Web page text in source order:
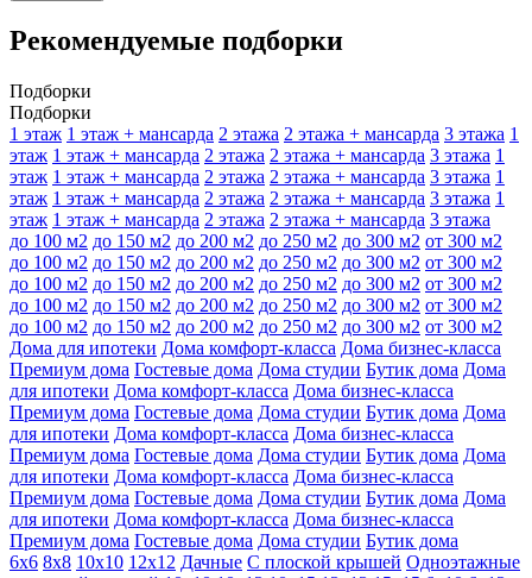
Рекомендуемые подборки
Подборки
Подборки
1 этаж 1 этаж + мансарда 2 этажа 2 этажа + мансарда 3 этажа 1
этаж 1 этаж + мансарда 2 этажа 2 этажа + мансарда 3 этажа 1
этаж 1 этаж + мансарда 2 этажа 2 этажа + мансарда 3 этажа 1
этаж 1 этаж + мансарда 2 этажа 2 этажа + мансарда 3 этажа 1
этаж 1 этаж + мансарда 2 этажа 2 этажа + мансарда 3 этажа
до 100 м2 до 150 м2 до 200 м2 до 250 м2 до 300 м2 от 300 м2
до 100 м2 до 150 м2 до 200 м2 до 250 м2 до 300 м2 от 300 м2
до 100 м2 до 150 м2 до 200 м2 до 250 м2 до 300 м2 от 300 м2
до 100 м2 до 150 м2 до 200 м2 до 250 м2 до 300 м2 от 300 м2
до 100 м2 до 150 м2 до 200 м2 до 250 м2 до 300 м2 от 300 м2
Дома для ипотеки Дома комфорт-класса Дома бизнес-класса
Премиум дома Гостевые дома Дома студии Бутик дома Дома
для ипотеки Дома комфорт-класса Дома бизнес-класса
Премиум дома Гостевые дома Дома студии Бутик дома Дома
для ипотеки Дома комфорт-класса Дома бизнес-класса
Премиум дома Гостевые дома Дома студии Бутик дома Дома
для ипотеки Дома комфорт-класса Дома бизнес-класса
Премиум дома Гостевые дома Дома студии Бутик дома Дома
для ипотеки Дома комфорт-класса Дома бизнес-класса
Премиум дома Гостевые дома Дома студии Бутик дома
6х6 8х8 10х10 12х12 Дачные С плоской крышей Одноэтажные